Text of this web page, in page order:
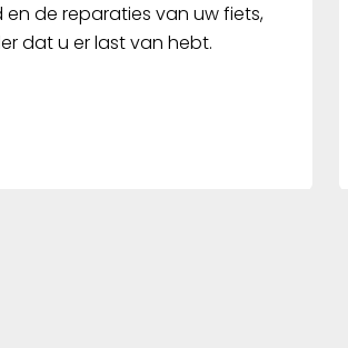
de reparaties van uw fiets,
dat u er last van hebt.